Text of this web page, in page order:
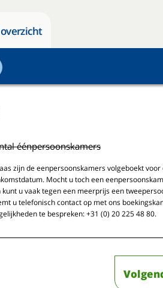
éénpersoonskamers
zijn de eenpersoonskamers volgeboekt voor
Mocht u toch een
kunt u vaak tegen een meerprijs een
u telefonisch contact op met ons
te bespreken: +31 (0) 20 225 48 80.